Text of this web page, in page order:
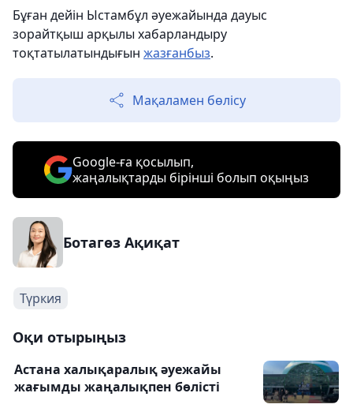
Бұған дейін Ыстамбұл әуежайында дауыс
зорайтқыш арқылы хабарландыру
тоқтатылатындығын жазғанбыз.
Мақаламен бөлісу
Google-ға қосылып,
жаңалықтарды бірінші болып оқыңыз
Ботагөз Ақиқат
Түркия
Оқи отырыңыз
Астана халықаралық әуежайы
жағымды жаңалықпен бөлісті